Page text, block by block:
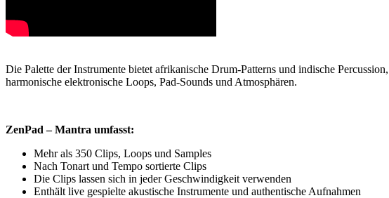
Die Palette der Instrumente bietet afrikanische Drum-Patterns und indische
harmonische elektronische Loops, Pad-Sounds und Atmosphären.
ZenPad – Mantra umfasst:
Mehr als 350 Clips, Loops und Samples
Nach Tonart und Tempo sortierte Clips
Die Clips lassen sich in jeder Geschwindigkeit verwenden
Enthält live gespielte akustische Instrumente und authentische Aufnahmen